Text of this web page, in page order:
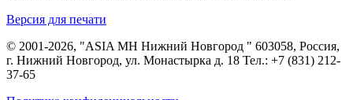
Версия для печати
© 2001-2026, "ASIA MH Нижний Новгород " 603058, Россия,
г. Нижний Новгород, ул. Монастырка д. 18 Тел.: +7 (831) 212-
37-65